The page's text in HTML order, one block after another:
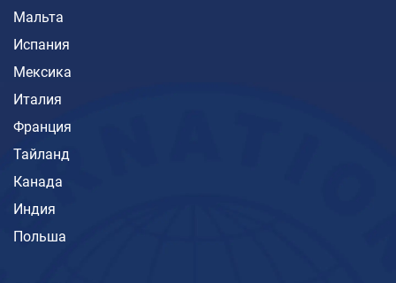
Мальта
Испания
Мексика
Италия
Франция
Тайланд
Канада
Индия
Польша